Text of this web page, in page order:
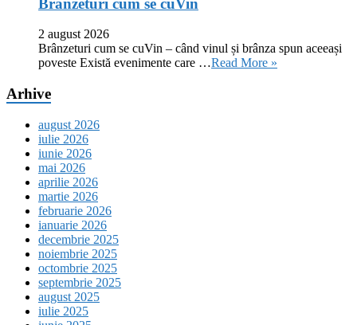
2 august 2026
Brânzeturi cum se cuVin – când vinul și brânza spun aceeași
poveste Există evenimente care …Read More »
Arhive
august 2026
iulie 2026
iunie 2026
mai 2026
aprilie 2026
martie 2026
februarie 2026
ianuarie 2026
decembrie 2025
noiembrie 2025
octombrie 2025
septembrie 2025
august 2025
iulie 2025